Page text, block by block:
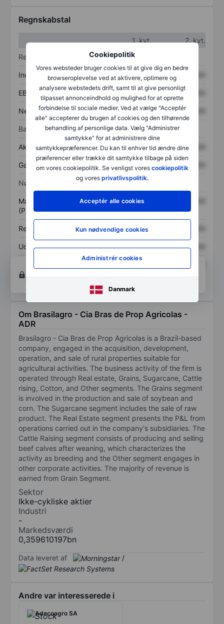
Cookiepolitik
Vores websteder bruger cookies til at give dig en bedre
browseroplevelse ved at aktivere, optimere og
analysere webstedets drift, samt til at give personligt
tilpasset annonceindhold og mulighed for at oprette
forbindelse til sociale medier. Ved at vælge "Acceptér
alle" accepterer du brugen af cookies og den tilhørende
behandling af personlige data. Vælg "Administrer
samtykke" for at administrere dine
samtykkepræferencer. Du kan til enhver tid ændre dine
præferencer eller trække dit samtykke tilbage på siden
om vores cookiepolitik. Se venligst vores cookiepolitik
og vores privatlivspolitik.
Acceptér alle cookies
Kun nødvendige cookies
Administrér cookies
Danmark
Regnskabstal
1. kvt.
2. kvt.
Resultatopgørelse
Indtægter XXXXXXX XXXXXXX
EBITDA XXXXXXX XXXXXXX
Nettoresultat XXXXXXX XXXXXXX
Balance
Aktiver i alt XXXXXXX XXXXXXX
Gæld XXXXXXX XXXXXXX
Nøgletal
Markedsværdi/omsætning
(P/S)
XXXXXXX
Resultat pr. aktie (EPS) XXXXXXX
Udbytte pr. aktie XXXXXXX XXXXXXX
Opret kontofor at få adgang til flere diagrammer
og analyse værktøjer.
Om Brasilagro - Cia Bras de Prop Agricolas -
ADR
Brasilagro - Cia Bras de Prop Agricolas is a Brazil-based
company, engaged in the acquisition, development,
operation, and sale of rural properties suitable for
agricultural activities. The business activity of the firm is
operated through Real estate, Grains, Sugarcane, Cattle
rising, Cotton, and Other segments. The Grains segment
is involved in the production and sale of soybean and
corn. The Sugarcane segment includes the sale of raw
product. The Real Estate segment presents the P&L from
operations carried out in the company's subsidiaries. The
Cattle Raising segment consists of producing and selling
beef calves after weaning, which characterizes the
activity as breeding and the Other segment engages in
other corporate activities. The majority of revenue is
earned from Grain Segment.
Sektor
Ikke-cykliske aktier
Industri
-
Markedsværdi
0,359610197bn
Data leveret af /
Andre var interesserede i
Adecoagro SA